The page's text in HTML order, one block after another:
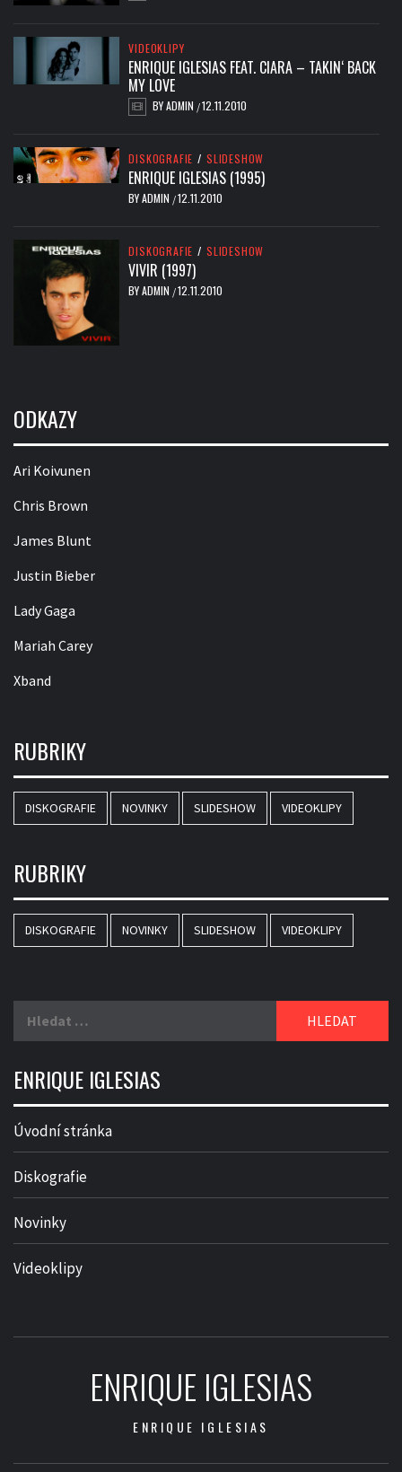
VIDEOKLIPY
ENRIQUE IGLESIAS FEAT. CIARA – TAKIN‘ BACK
MY LOVE
BYADMIN /12.11.2010
DISKOGRAFIE / SLIDESHOW
ENRIQUE IGLESIAS (1995)
BYADMIN /12.11.2010
DISKOGRAFIE / SLIDESHOW
VIVIR (1997)
BYADMIN /12.11.2010
ODKAZY
Ari Koivunen
Chris Brown
James Blunt
Justin Bieber
Lady Gaga
Mariah Carey
Xband
RUBRIKY
DISKOGRAFIE NOVINKY SLIDESHOW VIDEOKLIPY
RUBRIKY
DISKOGRAFIE NOVINKY SLIDESHOW VIDEOKLIPY
ENRIQUE IGLESIAS
Úvodní stránka
Diskografie
Novinky
Videoklipy
ENRIQUE IGLESIAS
ENRIQUE IGLESIAS